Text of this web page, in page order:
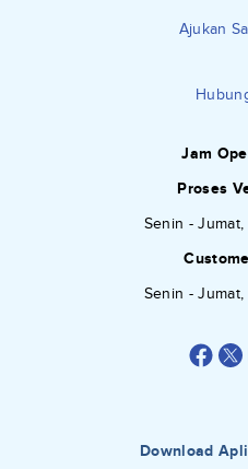
Ajukan
Jam
Proses
Senin -
Senin -
Download